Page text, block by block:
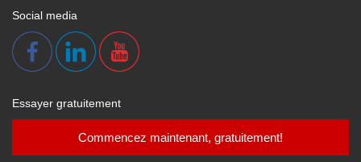
Social media
Essayer gratuitement
Commencez maintenant, gratuitement!